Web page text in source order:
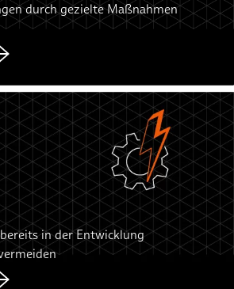
durch gezielte Maßnahmen
in der Entwicklung